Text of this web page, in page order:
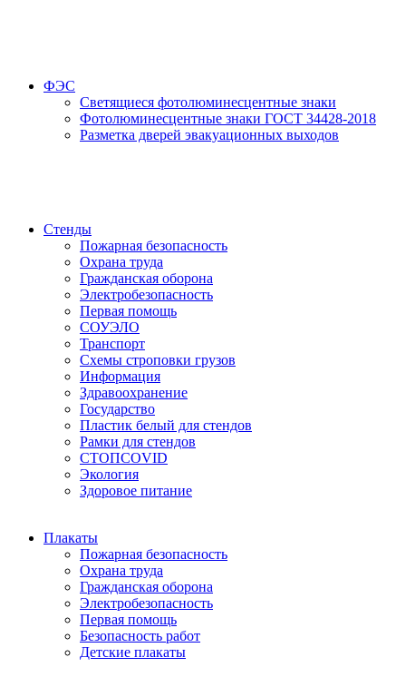
ФЭС
Светящиеся фотолюминесцентные знаки
Фотолюминесцентные знаки ГОСТ 34428-2018
Разметка дверей эвакуационных выходов
Стенды
Пожарная безопасность
Охрана труда
Гражданская оборона
Электробезопасность
Первая помощь
СОУЭЛО
Транспорт
Схемы строповки грузов
Информация
Здравоохранение
Государство
Пластик белый для стендов
Рамки для стендов
СТОПCOVID
Экология
Здоровое питание
Плакаты
Пожарная безопасность
Охрана труда
Гражданская оборона
Электробезопасность
Первая помощь
Безопасность работ
Детские плакаты